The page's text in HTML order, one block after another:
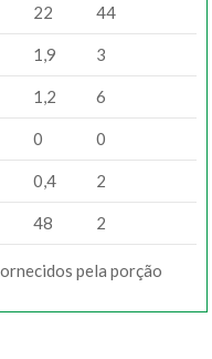
22 44
1,9 3
1,2 6
0 0
0,4 2
48 2
pela porção